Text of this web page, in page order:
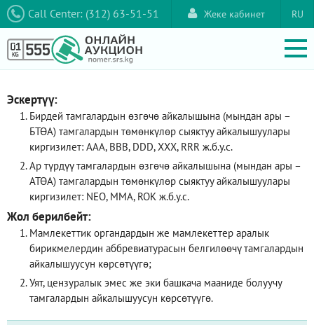
Call Center: (312) 63-51-51 RU
Жеке кабинет
Эскертүү:
Бирдей тамгалардын өзгөчө айкалышына (мындан ары –
БТӨА) тамгалардын төмөнкүлөр сыяктуу айкалышуулары
киргизилет: AAA, ВВВ, DDD, XXX, RRR ж.б.у.с.
Ар түрдүү тамгалардын өзгөчө айкалышына (мындан ары –
АТӨА) тамгалардын төмөнкүлөр сыяктуу айкалышуулары
киргизилет: NEO, ММА, ROK ж.б.у.с.
Жол берилбейт:
Мамлекеттик органдардын же мамлекеттер аралык
бирикмелердин аббревиатурасын белгилөөчү тамгалардын
айкалышуусун көрсөтүүгө;
Уят, цензуралык эмес же эки башкача мааниде болуучу
тамгалардын айкалышуусун көрсөтүүгө.